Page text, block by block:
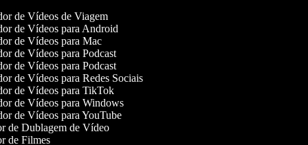
de Vídeos de Viagem
de Vídeos para Android
de Vídeos para Mac
de Vídeos para Podcast
de Vídeos para Podcast
de Vídeos para Redes Sociais
de Vídeos para TikTok
de Vídeos para Windows
de Vídeos para YouTube
de Dublagem de Vídeo
de Filmes